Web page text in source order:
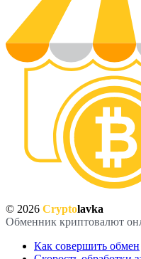
© 2026 Cryptolavka
Обменник криптовалют
Как совершить обмен